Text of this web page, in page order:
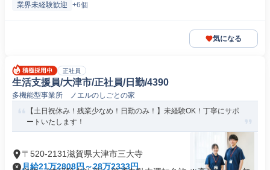
業界未経験歓迎 +6個
気になる
正社員
生活支援員/大津市/正社員/日勤/4390
多機能型事業所 ノエルのしごとの家
【土日祝休み！残業少なめ！日勤のみ！】未経験OK！丁寧にサポ
ートいたします！
〒520-2131滋賀県大津市三大寺
月給21万2808円～28万2333円